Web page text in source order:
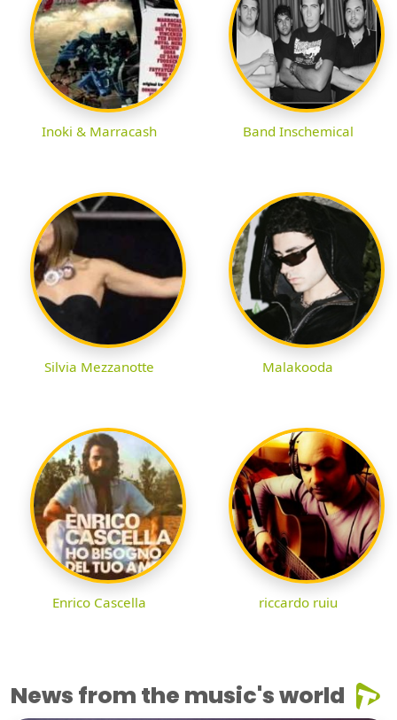
Inoki & Marracash Band Inschemical
Silvia Mezzanotte Malakooda
Enrico Cascella riccardo ruiu
News from the music's world